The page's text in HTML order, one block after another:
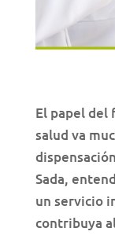
El papel del
salud va
Sada,
un servicio
contribuya